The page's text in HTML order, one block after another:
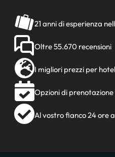
21 anni di esperienza
Oltre 55.670 recensioni
I migliori prezzi per
Opzioni di
Al vostro fianco 24 ore